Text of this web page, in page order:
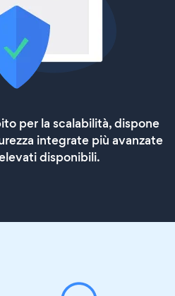
per la scalabilità, dispone
integrate più avanzate
disponibili.